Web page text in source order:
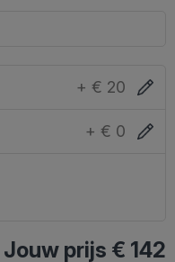
+ € 20
+ € 0
Jouw prijs € 142